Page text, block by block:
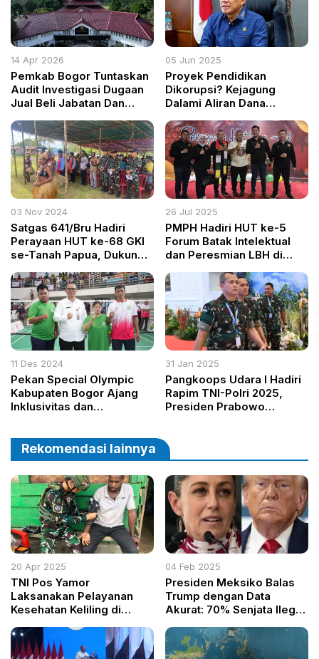
14 Apr 2026
Pemkab Bogor Tuntaskan
Audit Investigasi Dugaan
Jual Beli Jabatan Dan
ke Aparat Penegak
Hukum
05 Jun 2025
Proyek Pendidikan
Dikorupsi? Kejagung
Dalami Aliran Dana
03 Nov 2024
Satgas 641/Bru Hadiri
Perayaan HUT ke-68 GKI
se-Tanah Papua, Dukung
Kemajuan Masyarakat
26 Jul 2025
PMPH Hadiri HUT ke-5
Forum Batak Intelektual
dan Peresmian LBH di
11 Des 2024
Pekan Special Olympic
Kabupaten Bogor Ajang
Inklusivitas dan
31 Jan 2025
Pangkoops Udara I Hadiri
Rapim TNI-Polri 2025,
Presiden Prabowo
Rekomendasi lainnya
20 Apr 2025
TNI Pos Yamor
Laksanakan Pelayanan
Kesehatan Keliling di
Barat
04 Feb 2025
Presiden Meksiko Balas
Trump dengan Data
Akurat: 70% Senjata Ilegal
AS